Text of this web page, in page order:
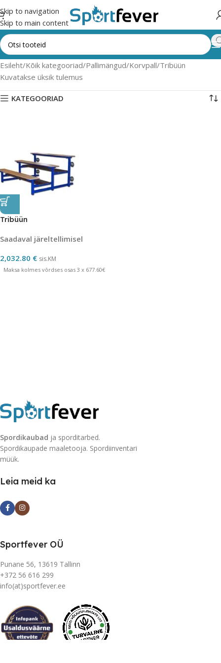
Skip to navigation
Skip to main content
Esileht Kõik kategooriad Pallimängud Korvpall Tribüün
Kuvatakse üksik tulemus
KATEGOORIAD
Tribüün
Saadaval järeltellimisel
2,032.80 € sis.KM
Maksa kolmes võrdses osas 3 x 677.60€
Spordikaubad ja sporditarbed.
Spordikaupade maaletooja. Spordiinventari
müük.
Leia meid ka
Sportfever OÜ
Punane 56, 13619 Tallinn
+372 56 616 299
info(at)sportfever.ee